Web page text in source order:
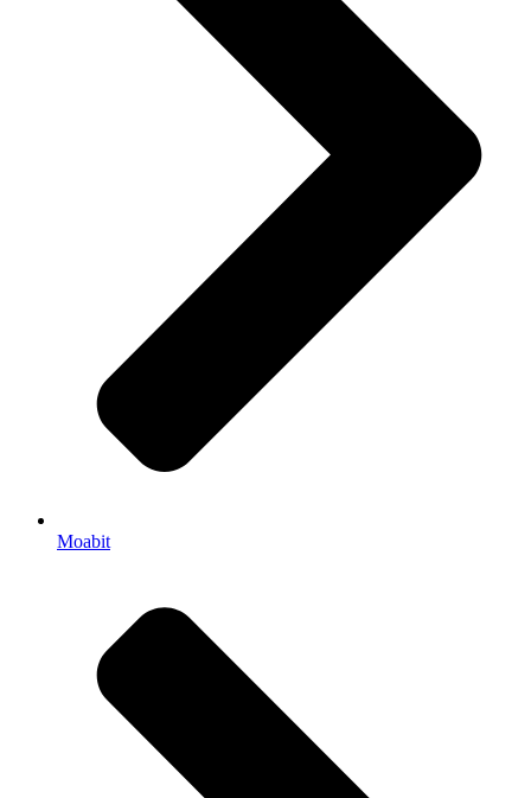
Moabit